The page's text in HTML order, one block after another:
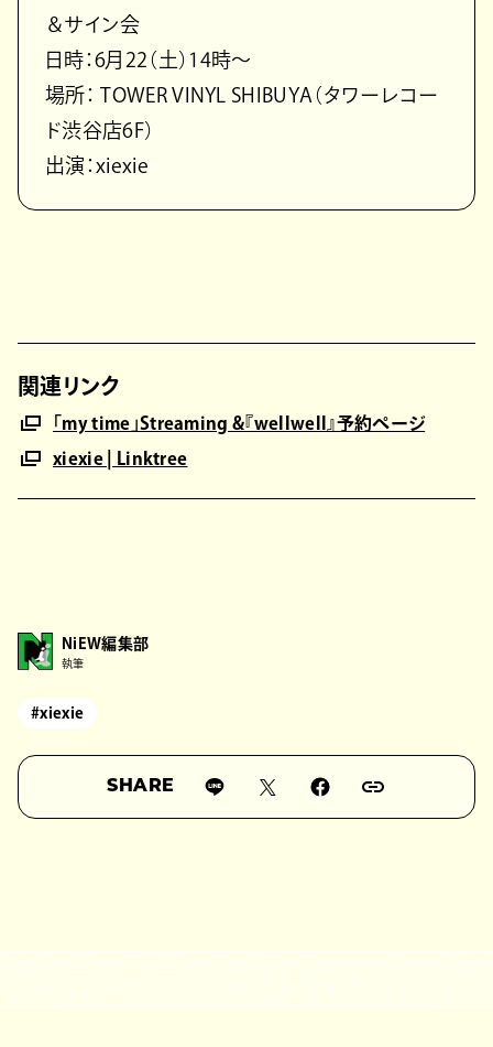
＆サイン会
日時：6月22（土）14時～
場所： TOWER VINYL SHIBUYA（タワーレコー
ド渋谷店6F）
出演：xiexie
関連リンク
「my time」Streaming &『wellwell』予約ページ
xiexie | Linktree
NiEW編集部
執筆
#xiexie
SHARE